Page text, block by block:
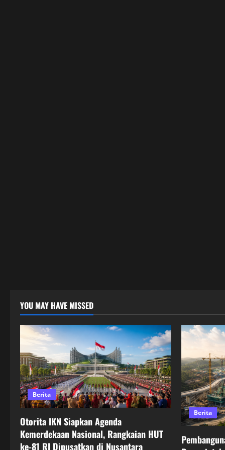
YOU MAY HAVE MISSED
Berita
Otorita IKN Siapkan Agenda
Kemerdekaan Nasional, Rangkaian HUT
ke-81 RI Dipusatkan di Nusantara
Berita